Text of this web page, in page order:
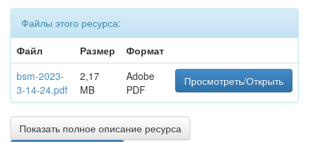
Файлы этого ресурса:
Файл
Размер
Формат
bsm-2023-
3-14-24.pdf
2,17
MB
Adobe
PDF
Просмотреть/Открыть
Показать полное описание ресурса